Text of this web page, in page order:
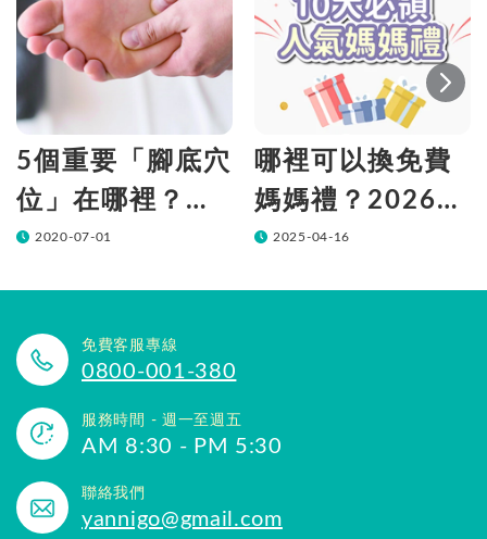
5個重要「腳底穴
位」在哪裡？按
對位置很放鬆！
2020-07-01
哪裡可以換免費
媽媽禮？2026媽
媽手冊兌換10大
2025-04-16
免費客服專線
0800-001-380
服務時間 - 週一至週五
AM 8:30 - PM 5:30
聯絡我們
yannigo@gmail.com